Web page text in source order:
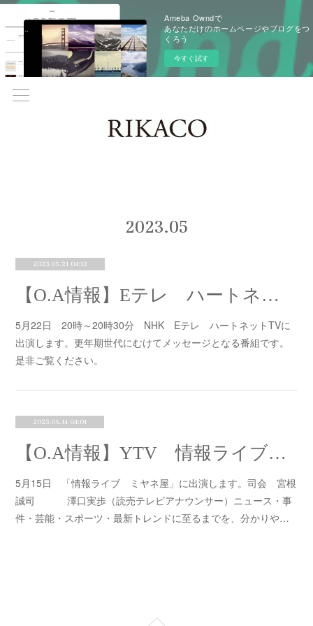
Ameba Owndで
あなただけのホームページやブログをつ
くろう
今すぐ試す
2023.05
2023.05.21 04:12
【O.A情報】Eテレ ハートネットTV 出演
5月22日 20時～20時30分 NHK Eテレ ハートネットTVに
出演します。更年期世代にむけてメッセージとなる番組です。
是非ご覧ください。
2023.05.14 04:01
【O.A情報】YTV 情報ライブミヤネ屋出演
5月15日 「情報ライブ ミヤネ屋」に出演します。司会 宮根
誠司 澤口実歩（読売テレビアナウンサー）ニュース・事
件・芸能・スポーツ・最新トレンドに至るまでを、分かりや…